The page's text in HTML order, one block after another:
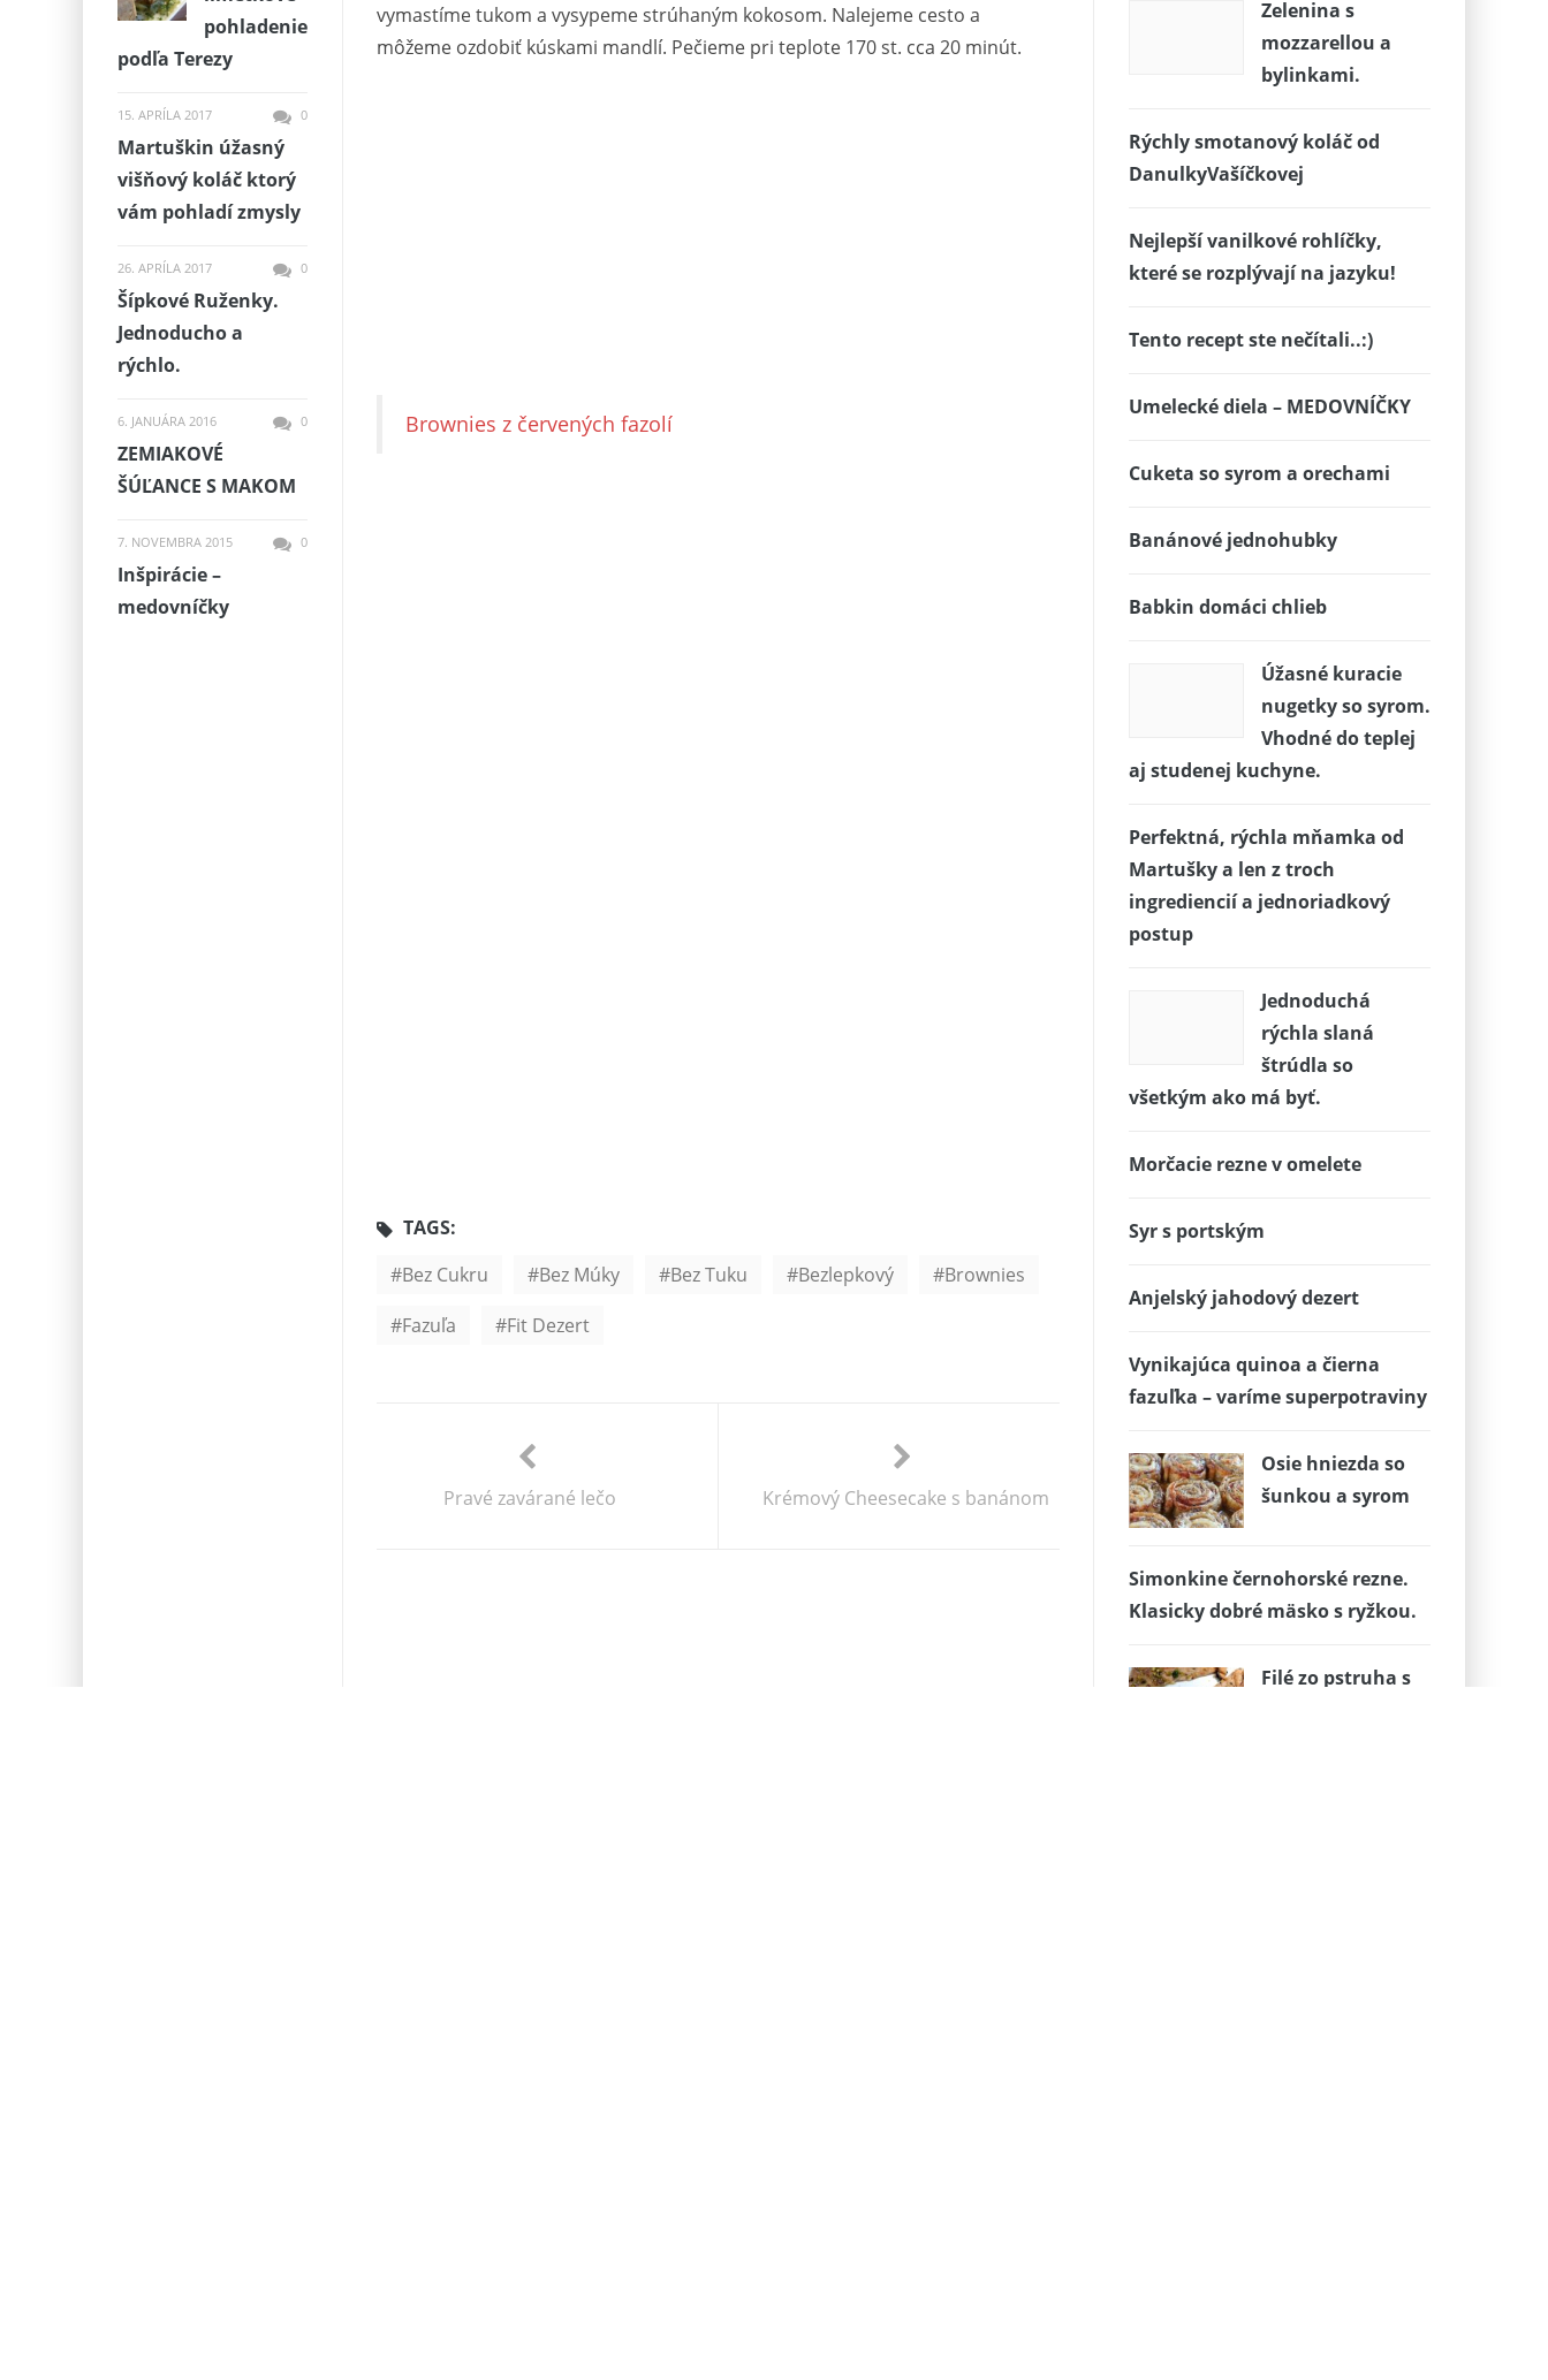
vymastíme tukom a vysypeme strúhaným kokosom. Nalejeme cesto a
môžeme ozdobiť kúskami mandlí. Pečieme pri teplote 170 st. cca 20 minút.
Brownies z červených fazolí
TAGS:
Bez Cukru
Bez Múky Bez Tuku Bezlepkový
Brownies
Fazuľa
Fit Dezert
Pravé zavárané lečo Krémový Cheesecake s banánom
Zelenina s
mozzarellou a
bylinkami.
Rýchly smotanový koláč od
DanulkyVašíčkovej
Nejlepší vanilkové rohlíčky,
které se rozplývají na jazyku!
Tento recept ste nečítali..:)
Umelecké diela – MEDOVNÍČKY
Cuketa so syrom a orechami
Banánové jednohubky
Babkin domáci chlieb
Úžasné kuracie
nugetky so syrom.
Vhodné do teplej
aj studenej kuchyne.
Perfektná, rýchla mňamka od
Martušky a len z troch
ingrediencií a jednoriadkový
postup
Jednoduchá
rýchla slaná
štrúdla so
všetkým ako má byť.
Morčacie rezne v omelete
Syr s portským
Anjelský jahodový dezert
Vynikajúca quinoa a čierna
fazuľka – varíme superpotraviny
Osie hniezda so
šunkou a syrom
Simonkine černohorské rezne.
Klasicky dobré mäsko s ryžkou.
Filé zo pstruha s
pohladenie
podľa Terezy
15. APRÍLA 2017 0
Martuškin úžasný
višňový koláč ktorý
vám pohladí zmysly
26. APRÍLA 2017 0
Šípkové Ruženky.
Jednoducho a
rýchlo.
6. JANUÁRA 2016 0
ZEMIAKOVÉ
ŠÚĽANCE S MAKOM
7. NOVEMBRA 2015 0
Inšpirácie –
medovníčky